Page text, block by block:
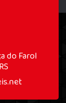
do Farol